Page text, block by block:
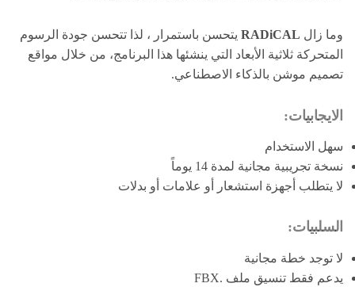
وما زال RADiCAL يتحسن باستمرار ، لذا تتحسن جودة الرسوم
المتحركة ثلاثية الأبعاد التي ينشئها هذا البرنامج، من خلال مواقع
تصميم موشن بالذكاء الاصطناعي.
الايجابيات:
سهل الاستخدام
نسخة تجريبية مجانية لمدة 14 يوماً
لا يتطلب أجهزة استشعار أو علامات أو بدلات
السلبيات:
لا توجد خطة مجانية
يدعم فقط تنسيق ملف .FBX